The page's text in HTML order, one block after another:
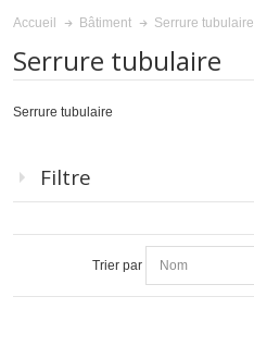
Accueil Bâtiment Serrure tubulaire
Serrure tubulaire
Serrure tubulaire
Filtre
Trier par